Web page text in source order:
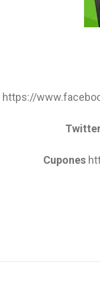
https://
Cupones